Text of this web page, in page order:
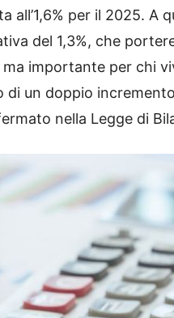
all’1,6% per il 2025. A
del 1,3%, che
importante per chi
un doppio
nella Legge di